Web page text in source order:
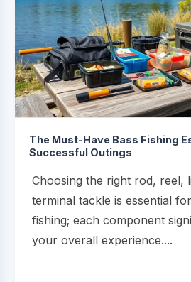
The Must-Have Bass Fishing
Successful Outings
Choosing the right rod, reel,
terminal tackle is essential
fishing; each component
your overall experience....